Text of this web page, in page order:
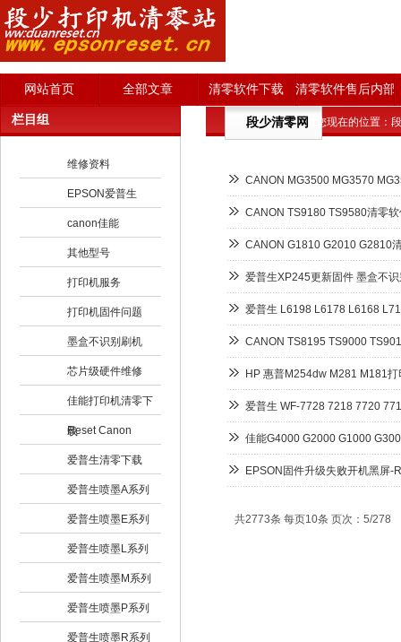
网站首页 全部文章 清零软件下载 清零软件售后内部
CANON MG3500 MG3570
CANON TS9180 TS9580清零
CANON G1810 G2010 G2810
爱普生XP245更新固件 墨盒不
爱普生 L6198 L6178 L6168
CANON TS8195 TS9000
HP 惠普M254dw M281 M181
爱普生 WF-7728 7218 7720
佳能G4000 G2000 G1000
EPSON固件升级失败开机黑屏
共2773条 每页10条 页次：5/278
栏目组
维修资料
EPSON爱普生
canon佳能
其他型号
打印机服务
打印机固件问题
墨盒不识别刷机
芯片级硬件维修
佳能打印机清零下
载
Reset Canon
爱普生清零下载
爱普生喷墨A系列
爱普生喷墨E系列
爱普生喷墨L系列
爱普生喷墨M系列
爱普生喷墨P系列
爱普生喷墨R系列
段少清零网 您现在的位置：